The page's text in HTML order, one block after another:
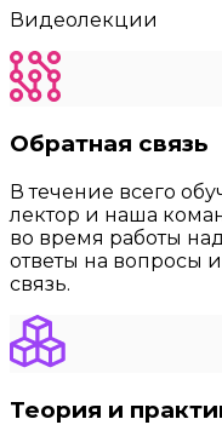
Видеолекции
Обратная связь
В течение всего
лектор и наша
во время работы
ответы на вопросы
связь.
Теория и